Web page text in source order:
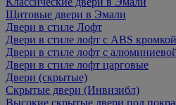
Щитовые двери в Эмали
Двери в стиле Лофт
Двери в стиле лофт с ABS кромкой
Двери в стиле лофт с
Двери в стиле лофт царговые
Двери (скрытые)
Скрытые двери (Инвизибл)
Высокие скрытые двери под